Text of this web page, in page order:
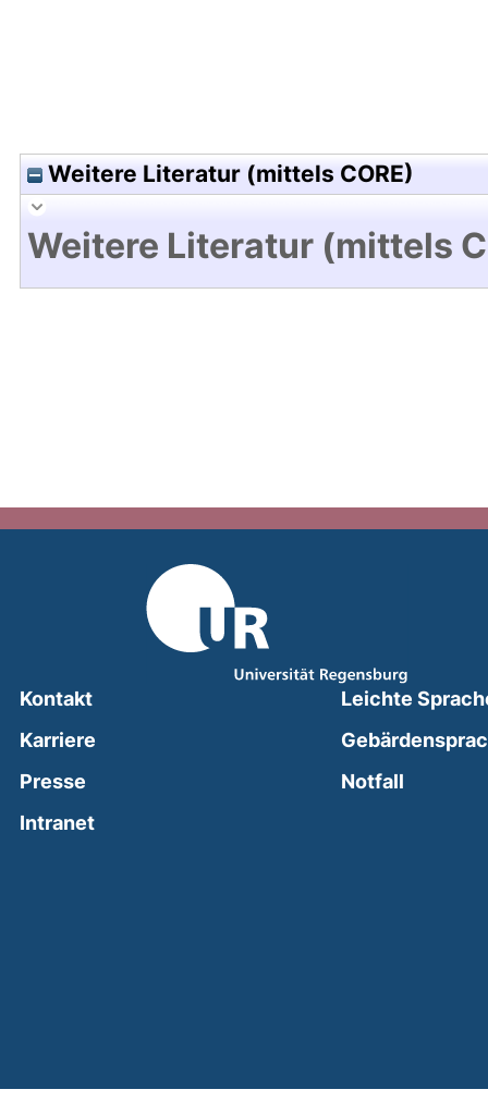
Weitere Literatur (mittels CORE)
Weitere Literatur (mittels
Kontakt
Karriere
Presse
Intranet(external link, opens in a new window)
Leichte
Notfall